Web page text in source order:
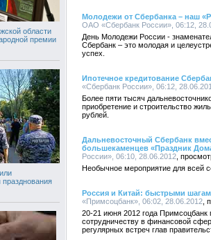
области
премии
празднования
Молодежи от Сбербанка – наш
ОАО «Сбербанк России», 06:12,
День Молодежи России -
Сбербанк – это молодая и
успех.
Ипотечное кредитование
«Сбербанк России», 06:12,
Более пяти тысяч
приобретение и строительство
рублей.
Дальневосточный Сбербанк
большекаменцев «Праздник
России», 06:10, 28.06.2012
Необычное мероприятие для всей
Россия и Китай: быстрыми
«Примсоцбанк», 06:02, 28.06.2012
20-21 июня 2012 года Примсоцбанк
сотрудничеству в финансовой
регулярных встреч глав